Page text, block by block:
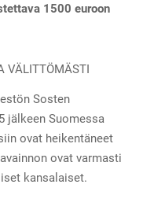
1500 euroon
VÄLITTÖMÄSTI
Sosten
jälkeen Suomessa
ovat heikentäneet
ovat varmasti
kansalaiset.